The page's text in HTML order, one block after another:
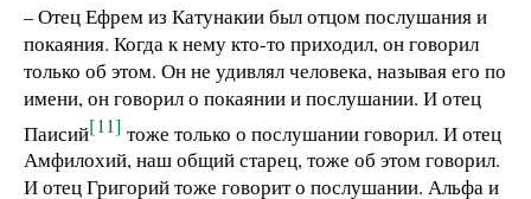
– Отец Ефрем из Катунакии был отцом послушания и
покаяния. Когда к нему кто-то приходил, он говорил
только об этом. Он не удивлял человека, называя его по
имени, он говорил о покаянии и послушании. И отец
Паисий[11] тоже только о послушании говорил. И отец
Амфилохий, наш общий старец, тоже об этом говорил.
И отец Григорий тоже говорит о послушании. Альфа и